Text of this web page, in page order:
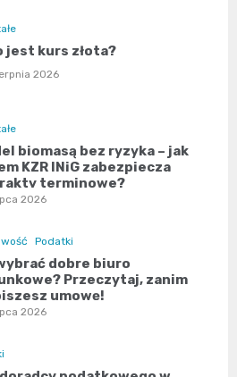
jest kurs złota?
2026
biomasą bez ryzyka – jak
KZR INiG zabezpiecza
terminowe?
2026
Podatki
dobre biuro
Przeczytaj, zanim
umowę!
2026